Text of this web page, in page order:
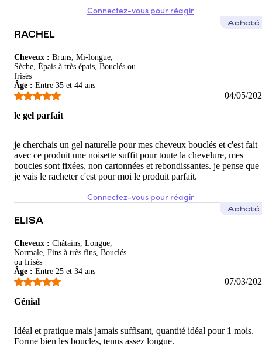
Connectez-vous pour réagir
RACHEL
Cheveux : Bruns, Mi-longue,
Sèche, Épais à très épais, Bouclés ou
frisés
Âge : Entre 35 et 44 ans
Acheté
04/05/
le gel parfait
je cherchais un gel naturelle pour mes cheveux bouclés et c'est fait
avec ce produit une noisette suffit pour toute la chevelure, mes
boucles sont fixées, non cartonnées et rebondissantes. je pense que
je vais le racheter c'est pour moi le produit parfait.
Connectez-vous pour réagir
ELISA
Cheveux : Châtains, Longue,
Normale, Fins à très fins, Bouclés
ou frisés
Âge : Entre 25 et 34 ans
Acheté
07/03/
Génial
Idéal et pratique mais jamais suffisant, quantité idéal pour 1 mois.
Forme bien les boucles, tenus assez longue.